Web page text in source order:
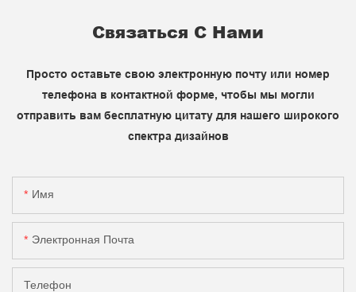
Связаться С Нами
Просто оставьте свою электронную почту или номер
телефона в контактной форме, чтобы мы могли
отправить вам бесплатную цитату для нашего широкого
спектра дизайнов
Имя
Электронная Почта
Телефон